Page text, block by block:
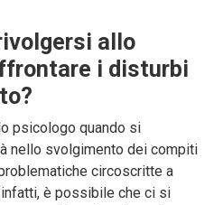
allo
i disturbi
psicologo quando si
nello svolgimento dei compiti
circoscritte a
è possibile che ci si